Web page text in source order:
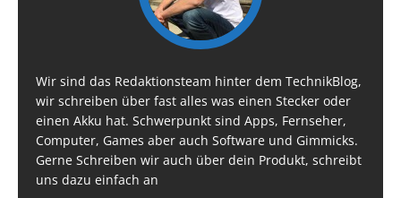
Wir sind das Redaktionsteam hinter dem TechnikBlog,
wir schreiben über fast alles was einen Stecker oder
einen Akku hat. Schwerpunkt sind Apps, Fernseher,
Computer, Games aber auch Software und Gimmicks.
Gerne Schreiben wir auch über dein Produkt, schreibt
uns dazu einfach an